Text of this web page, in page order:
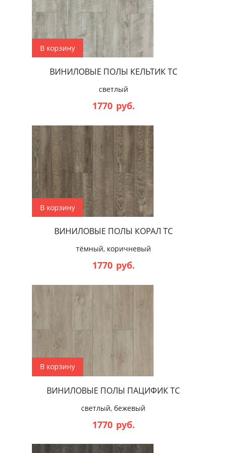
В корзину
ВИНИЛОВЫЕ ПОЛЫ КЕЛЬТИК ТС
светлый
1770 руб.
В корзину
ВИНИЛОВЫЕ ПОЛЫ КОРАЛ ТС
тёмный, коричневый
1770 руб.
В корзину
ВИНИЛОВЫЕ ПОЛЫ ПАЦИФИК ТС
светлый, бежевый
1770 руб.